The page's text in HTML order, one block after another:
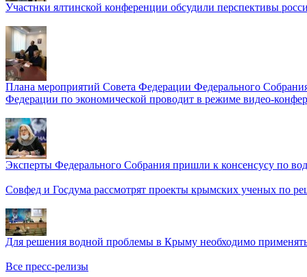
Участнки ялтинской конференции обсудили перспективы
Плана мероприятий Совета Федерации Федерального
Федерации по экономической проводит в режиме видео-
Эксперты Федерального Собрания пришли к консенсусу по
Совфед и Госдума рассмотрят проекты крымских ученых по
Для решения водной проблемы в Крыму необходимо
Все пресс-релизы